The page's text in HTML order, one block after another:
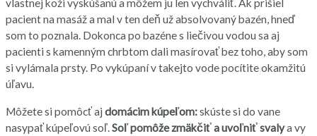
vlastnej koži vyskúšanú a môžem ju len vychváliť. Ak prišiel
pacient na masáž a mal v ten deň už absolvovaný bazén, hneď
som to poznala. Dokonca po bazéne s liečivou vodou sa aj
pacienti s kamenným chrbtom dali masírovať bez toho, aby som
si vylámala prsty. Po vykúpaní v takejto vode pocítite okamžitú
úľavu.
Môžete si pomôcť aj domácim kúpeľom:skúste si do vane
nasypať kúpeľovú soľ. Soľ pomôže zmäkčiť a uvoľniť svalya vy